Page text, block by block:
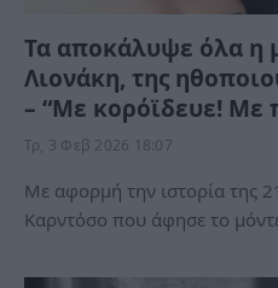
Τα αποκάλυψε όλα η
Λιονάκη, της
– “Με κορόϊδευε! Με
Τρ, 3 Φεβ 2026 18:07
Με αφορμή την ιστορία της
Καρντόσο που άφησε το